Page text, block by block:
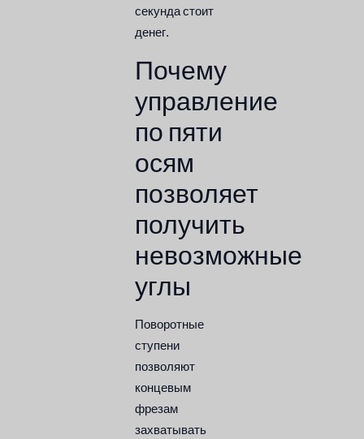
секунда стоит
денег.
Почему
управление
по пяти
осям
позволяет
получить
невозможные
углы
Поворотные
ступени
позволяют
концевым
фрезам
захватывать